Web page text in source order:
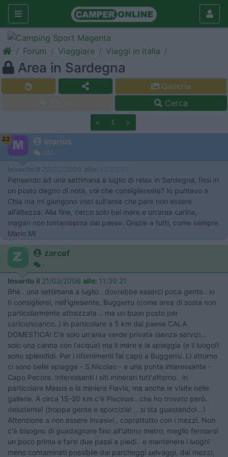
Forum Viaggiare Viaggi in Italia
Area in Sardegna
Galleria
Cerca
< 1 >
22 marius
240
Inserito il 20/02/2006 alle: 13:03:27
Pensando ad una settimana a luglio di relax in Sardegna, fissi in
un posto degno di nota, voi che consigliereste? Io puntavo a
Chia ma mi giungono voci sull'area che pare non essere
all'altezza. Alla fine, cerco solo bel mare e un'area carina,
magari non lontanissima dal paese. Grazie a tutti, come sempre.
Mario MI
zarcof
-
Inserito il 21/02/2006 alle: 11:39:21
Bhè.. una settimana a luglio.. dovrebbe esserci poca gente.. io
ti consiglierei, nell'iglesiente, Buggerru (come area di sosta non
particolarmente attrezzata .. ma un buon posto per
carico/scarico..) in particolare a 5 km dal paese CALA
DOMESTICA! C'è solo un'area verde privata (senza servizi...
solo una canna con l'acqua) ma il mare e la spiaggia (e il luogo!)
sono splendidi. Per i rifornimenti fai capo a Buggerru. Lì attorno
ci sono belle spiagge - S.Nicolao - e una punta interessante -
Capo Pecora. Interessanti i siti minerari tutt'attorno.. in
particolare Masua e la miniera Flavia, ma anche le visite nelle
gallerie. A circa 15-20 km c'è Piscinas.. che ho trovato però..
deludente! (troppa gente e sporcizia! .. si sta guastando!...)
Attenzione a non essere invasivi , coprattutto con i mezzi. Non
c'è bisogno di guadagnare fino all'ultimo metro; meglio fermarsi
un poco prima e farsi due passi a piedi.. e mantenere i luoghi
meno contaminati possibile dai parcheggi selvaggi, dai mezzi,